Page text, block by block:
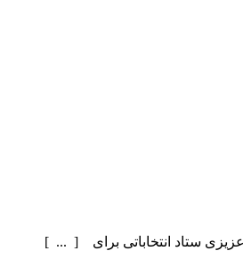
ستاد انتخاباتی برای [ ... ]